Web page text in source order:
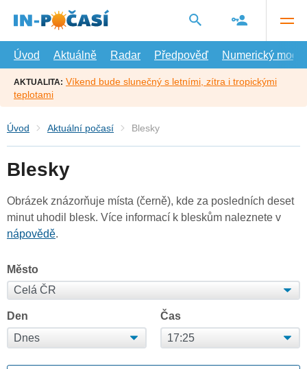
hlavní
Úvod
Aktuálně Radar Předpověď Numerický model
AKTUALITA: Víkend bude slunečný s letními, zítra i tropickými
teplotami
Úvod Aktuální počasí Blesky
Blesky
Obrázek znázorňuje místa (černě), kde za posledních deset
minut uhodil blesk. Více informací k bleskům naleznete v
nápovědě.
Město
Den Čas